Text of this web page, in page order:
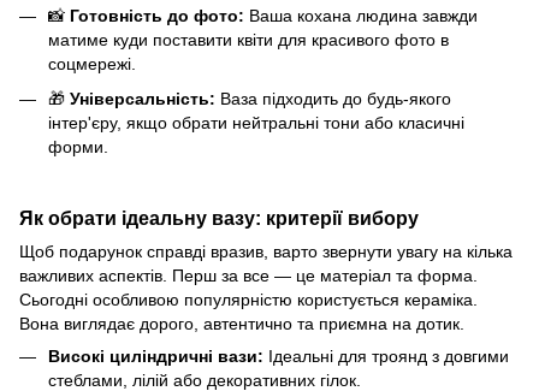
📸 Готовність до фото: Ваша кохана людина завжди
матиме куди поставити квіти для красивого фото в
соцмережі.
🎁 Універсальність: Ваза підходить до будь-якого
інтер'єру, якщо обрати нейтральні тони або класичні
форми.
Як обрати ідеальну вазу: критерії вибору
Щоб подарунок справді вразив, варто звернути увагу на кілька
важливих аспектів. Перш за все — це матеріал та форма.
Сьогодні особливою популярністю користується кераміка.
Вона виглядає дорого, автентично та приємна на дотик.
Високі циліндричні вази: Ідеальні для троянд з довгими
стеблами, лілій або декоративних гілок.